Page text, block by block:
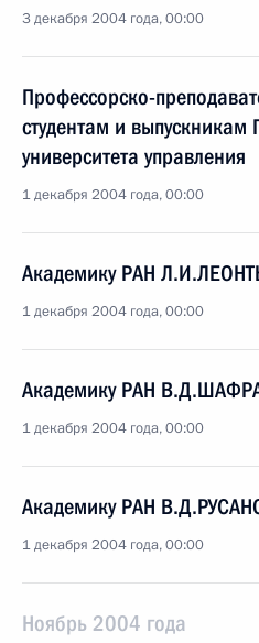
3 декабря 2004 года, 00:00
Профессорско-
студентам и выпускникам
университета управления
1 декабря 2004 года, 00:00
Академику РАН
1 декабря 2004 года, 00:00
Академику РАН
1 декабря 2004 года, 00:00
Академику РАН
1 декабря 2004 года, 00:00
Ноябрь 2004 года